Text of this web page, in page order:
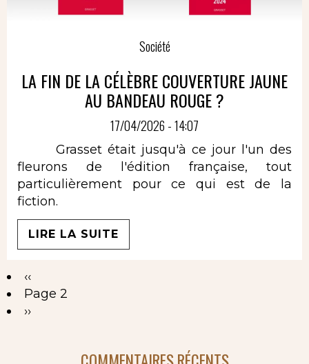
Société
LA FIN DE LA CÉLÈBRE COUVERTURE JAUNE
AU BANDEAU ROUGE ?
17/04/2026 - 14:07
Grasset était jusqu'à ce jour l'un des
fleurons de l'édition française, tout
particulièrement pour ce qui est de la
fiction.
LIRE LA SUITE
Pagination
Page
précédente
‹‹
Page 2
Page
››